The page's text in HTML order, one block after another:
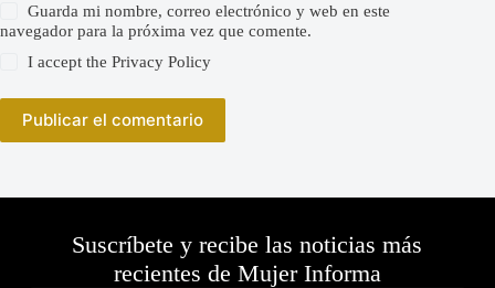
Guarda mi nombre, correo electrónico y web en este
navegador para la próxima vez que comente.
I accept thePrivacy Policy
Publicar el comentario
Suscríbete y recibe las noticias más
recientes de Mujer Informa